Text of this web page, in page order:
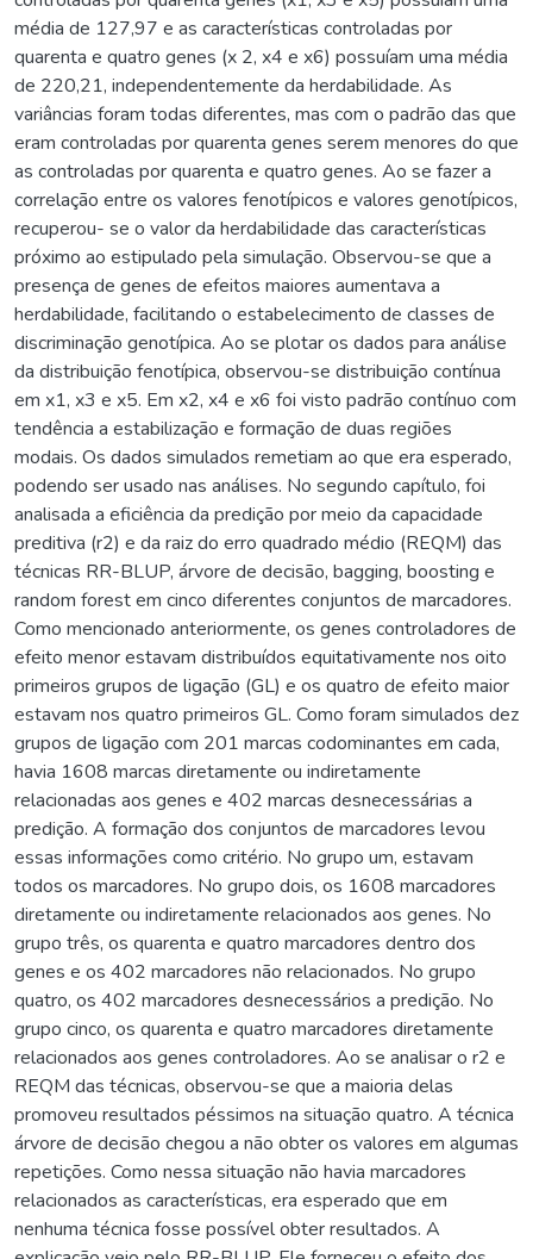
média de 127,97 e as características controladas por
quarenta e quatro genes (x 2, x4 e x6) possuíam uma média
de 220,21, independentemente da herdabilidade. As
variâncias foram todas diferentes, mas com o padrão das que
eram controladas por quarenta genes serem menores do que
as controladas por quarenta e quatro genes. Ao se fazer a
correlação entre os valores fenotípicos e valores genotípicos,
recuperou- se o valor da herdabilidade das características
próximo ao estipulado pela simulação. Observou-se que a
presença de genes de efeitos maiores aumentava a
herdabilidade, facilitando o estabelecimento de classes de
discriminação genotípica. Ao se plotar os dados para análise
da distribuição fenotípica, observou-se distribuição contínua
em x1, x3 e x5. Em x2, x4 e x6 foi visto padrão contínuo com
tendência a estabilização e formação de duas regiões
modais. Os dados simulados remetiam ao que era esperado,
podendo ser usado nas análises. No segundo capítulo, foi
analisada a eficiência da predição por meio da capacidade
preditiva (r2) e da raiz do erro quadrado médio (REQM) das
técnicas RR-BLUP, árvore de decisão, bagging, boosting e
random forest em cinco diferentes conjuntos de marcadores.
Como mencionado anteriormente, os genes controladores de
efeito menor estavam distribuídos equitativamente nos oito
primeiros grupos de ligação (GL) e os quatro de efeito maior
estavam nos quatro primeiros GL. Como foram simulados dez
grupos de ligação com 201 marcas codominantes em cada,
havia 1608 marcas diretamente ou indiretamente
relacionadas aos genes e 402 marcas desnecessárias a
predição. A formação dos conjuntos de marcadores levou
essas informações como critério. No grupo um, estavam
todos os marcadores. No grupo dois, os 1608 marcadores
diretamente ou indiretamente relacionados aos genes. No
grupo três, os quarenta e quatro marcadores dentro dos
genes e os 402 marcadores não relacionados. No grupo
quatro, os 402 marcadores desnecessários a predição. No
grupo cinco, os quarenta e quatro marcadores diretamente
relacionados aos genes controladores. Ao se analisar o r2 e
REQM das técnicas, observou-se que a maioria delas
promoveu resultados péssimos na situação quatro. A técnica
árvore de decisão chegou a não obter os valores em algumas
repetições. Como nessa situação não havia marcadores
relacionados as características, era esperado que em
nenhuma técnica fosse possível obter resultados. A